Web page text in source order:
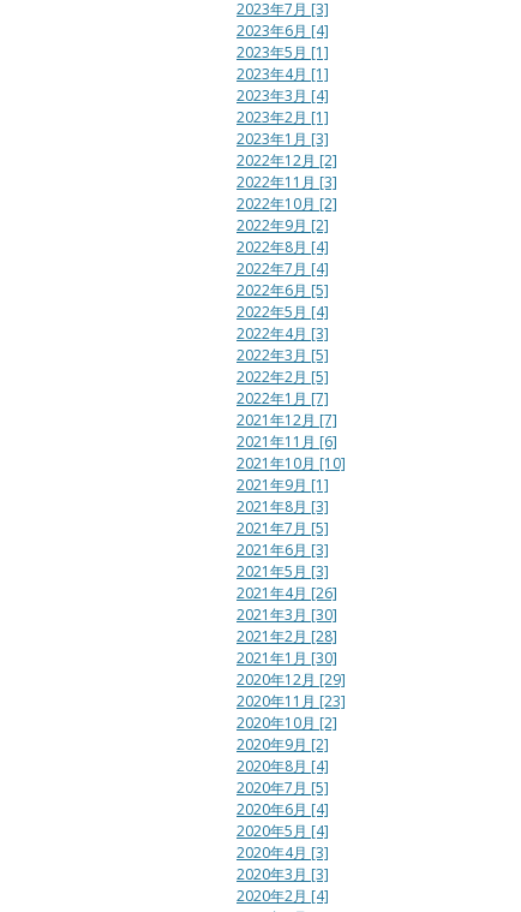
2023年7月 [3]
2023年6月 [4]
2023年5月 [1]
2023年4月 [1]
2023年3月 [4]
2023年2月 [1]
2023年1月 [3]
2022年12月 [2]
2022年11月 [3]
2022年10月 [2]
2022年9月 [2]
2022年8月 [4]
2022年7月 [4]
2022年6月 [5]
2022年5月 [4]
2022年4月 [3]
2022年3月 [5]
2022年2月 [5]
2022年1月 [7]
2021年12月 [7]
2021年11月 [6]
2021年10月 [10]
2021年9月 [1]
2021年8月 [3]
2021年7月 [5]
2021年6月 [3]
2021年5月 [3]
2021年4月 [26]
2021年3月 [30]
2021年2月 [28]
2021年1月 [30]
2020年12月 [29]
2020年11月 [23]
2020年10月 [2]
2020年9月 [2]
2020年8月 [4]
2020年7月 [5]
2020年6月 [4]
2020年5月 [4]
2020年4月 [3]
2020年3月 [3]
2020年2月 [4]